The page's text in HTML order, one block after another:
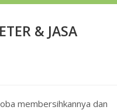
& JASA
membersihkannya dan